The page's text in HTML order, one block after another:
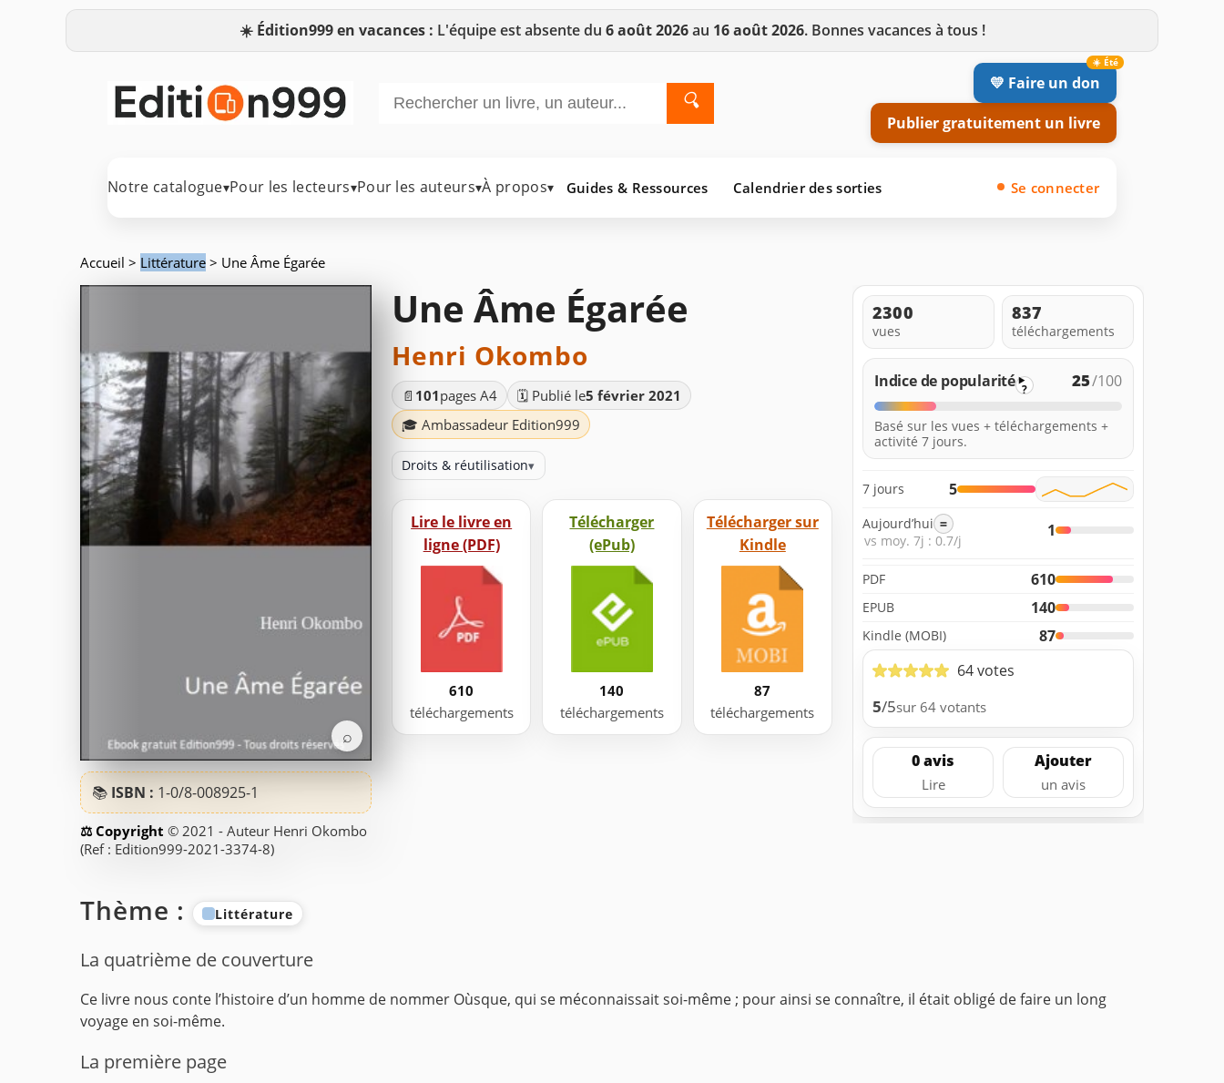
☀️ Édition999 en vacances : L'équipe est absente du 6 août 2026au 16 août 2026. Bonnes vacances à tous !
🔍
💛 Faire un don
Publier gratuitement un livre
Notre catalogue▾Pour les lecteurs▾Pour les auteurs▾À propos▾ Guides & Ressources Calendrier des sorties Se connecter
Accueil > Littérature > Une Âme Égarée
⌕
📚 ISBN : 1-0/8-008925-1
© 2021 - Auteur Henri Okombo
(Ref : Edition999-2021-3374-8)
Une Âme Égarée
Henri Okombo
📄 101pages A4 🗓️ Publié le5 février 2021
🎓 Ambassadeur Edition999
Droits & réutilisation▾
Lire le livre en
ligne (PDF)
610
téléchargements
Télécharger
(ePub)
140
téléchargements
Télécharger sur
Kindle
87
téléchargements
2300
vues
837
téléchargements
Indice de popularité ? 25/100
Basé sur les vues + téléchargements +
activité 7 jours.
7 jours 5
Aujourd’hui =
vs moy. 7j : 0.7/j
1
PDF 610
EPUB 140
Kindle (MOBI)
87
64 votes
5/5sur 64 votants
0 avis
Lire
Ajouter
un avis
Thème : Littérature
La quatrième de couverture
Ce livre nous conte l’histoire d’un homme de nommer Oùsque, qui se méconnaissait soi-même ; pour ainsi se connaître, il était obligé de faire un long
voyage en soi-même.
La première page